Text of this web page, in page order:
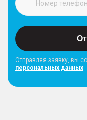
Отправляя заявку, вы
персональных данных